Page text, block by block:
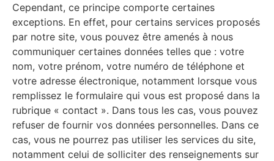
Cependant, ce principe comporte certaines
exceptions. En effet, pour certains services proposés
par notre site, vous pouvez être amenés à nous
communiquer certaines données telles que : votre
nom, votre prénom, votre numéro de téléphone et
votre adresse électronique, notamment lorsque vous
remplissez le formulaire qui vous est proposé dans la
rubrique « contact ». Dans tous les cas, vous pouvez
refuser de fournir vos données personnelles. Dans ce
cas, vous ne pourrez pas utiliser les services du site,
notamment celui de solliciter des renseignements sur